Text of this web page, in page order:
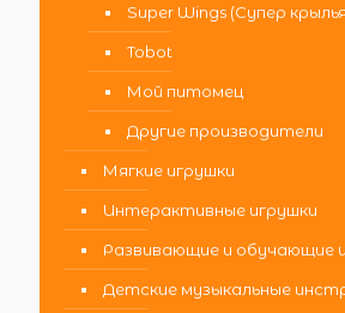
Super Wings (Супер
Tobot
Мой питомец
Другие производители
Мягкие игрушки
Интерактивные игрушки
Развивающие и обучающие
Детские музыкальные